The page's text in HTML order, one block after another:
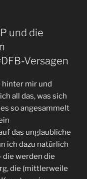
und die
Versagen
hinter mir und
all das, was sich
so angesammelt
das unglaubliche
ich dazu natürlich
die werden die
die (mittlerweile